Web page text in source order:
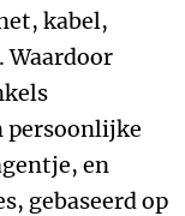
kabel,
persoonlijke
en
gebaseerd op